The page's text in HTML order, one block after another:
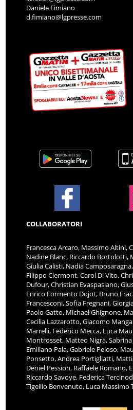
Daniele Fimiano
d.fimiano@lgpresse.com
COLLABORATORI
Francesca Arcaro, Massimo Altini,
Nadine Blanc, Riccardo Bortolotti,
Giulia Calisti, Nadia
Filippo Clermont, Carol Di Vito,
Dufour, Christian Evaspasiano,
Enrico Formento Dojot, Bruno
Francesconi, Sofia Fregnani,
Paolo Gatto, Michael Ghignone,
Cecilia Lazzarotto, Giacomo
Marrelli, Federico Mecca, Luca
Montrosset, Matteo Nigra,
Emiliano Pala, Gabriele Peloso,
Ponsetto, Andrea Portigliatti,
Deniel Pession, Raffaele Romano,
Riccardo Savoye, Federica
Tigellio Benvenuto, Luca Massimo